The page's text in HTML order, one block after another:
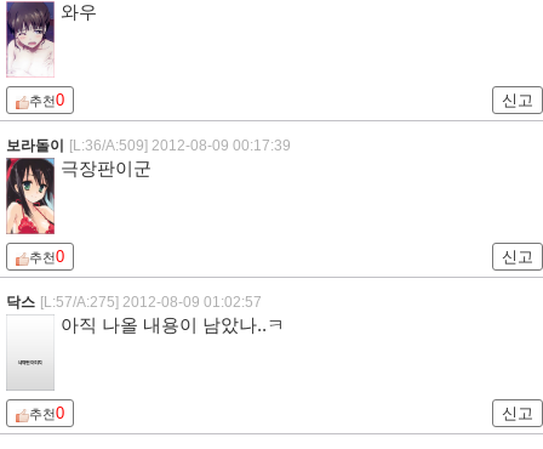
와우
추천0 신고
보라돌이 [L:36/A:509] 2012-08-09 00:17:39
극장판이군
추천0 신고
닥스 [L:57/A:275] 2012-08-09 01:02:57
아직 나올 내용이 남았나..ㅋ
추천0 신고